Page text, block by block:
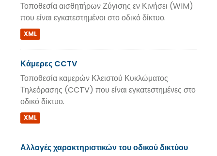
Τοποθεσία αισθητήρων Ζύγισης εν Κινήσει (WIM)
που είναι εγκατεστημένοι στο οδικό δίκτυο.
XML
Κάμερες CCTV
Τοποθεσία καμερών Κλειστού Κυκλώματος
Τηλεόρασης (CCTV) που είναι εγκατεστημένες στο
οδικό δίκτυο.
XML
Αλλαγές χαρακτηριστικών του οδικού δικτύου